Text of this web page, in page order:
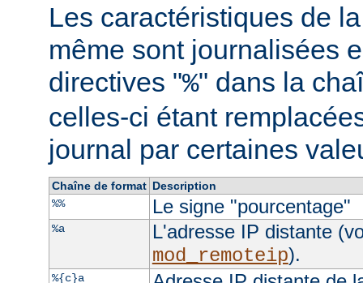
Les caractéristiques de
même sont journalisées
directives "%" dans la
celles-ci étant
journal par certaines
Chaîne de format Description
%%
Le signe "pourcentage"
%a
L'adresse IP distante
mod_remoteip).
%{c}a